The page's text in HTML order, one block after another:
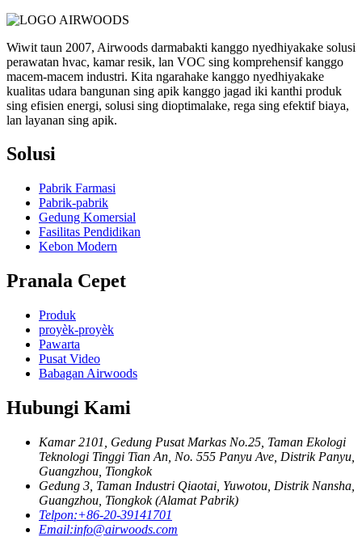
Wiwit taun 2007, Airwoods darmabakti kanggo nyedhiyakake solusi
perawatan hvac, kamar resik, lan VOC sing komprehensif kanggo
macem-macem industri. Kita ngarahake kanggo nyedhiyakake
kualitas udara bangunan sing apik kanggo jagad iki kanthi produk
sing efisien energi, solusi sing dioptimalake, rega sing efektif biaya,
lan layanan sing apik.
Solusi
Pabrik Farmasi
Pabrik-pabrik
Gedung Komersial
Fasilitas Pendidikan
Kebon Modern
Pranala Cepet
Produk
proyèk-proyèk
Pawarta
Pusat Video
Babagan Airwoods
Hubungi Kami
Kamar 2101, Gedung Pusat Markas No.25, Taman Ekologi
Teknologi Tinggi Tian An, No. 555 Panyu Ave, Distrik Panyu,
Guangzhou, Tiongkok
Gedung 3, Taman Industri Qiaotai, Yuwotou, Distrik Nansha,
Guangzhou, Tiongkok (Alamat Pabrik)
Telpon:+86-20-39141701
Email:info@airwoods.com